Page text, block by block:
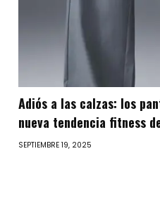
Adiós a las calzas: los
nueva tendencia fitness
SEPTIEMBRE 19, 2025